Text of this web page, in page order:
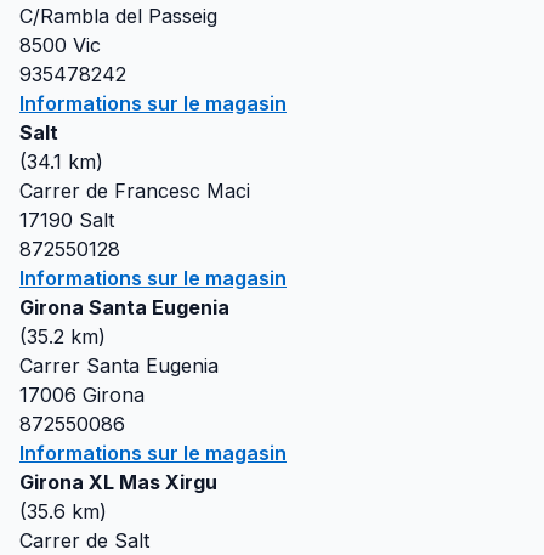
C/Rambla del Passeig
8500 Vic
935478242
Informations sur le magasin
Salt
(34.1 km)
Carrer de Francesc Maci
17190 Salt
872550128
Informations sur le magasin
Girona Santa Eugenia
(35.2 km)
Carrer Santa Eugenia
17006 Girona
872550086
Informations sur le magasin
Girona XL Mas Xirgu
(35.6 km)
Carrer de Salt